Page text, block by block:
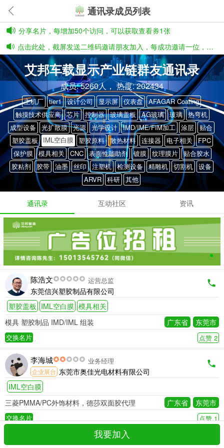
通讯录成员列表
分享名片，每增加50个访问，可以获取查看券1张
点击此处，截屏发送二维码邀请朋友加入，每成功邀请一位，有3张券奖励
艾邦车载显示产业链群友通讯录
成员: 5260人， 热度: 202434
主机厂 tier1 设计公司 显示屏 仪表盘 AFAGAR Coating
触摸技术供应商 芯片 控制器 玻璃盖板 AG玻璃 玻璃 热弯机
成型设备
光扩散膜 光源 光学设计 IMD/IME/FIM加工 涂层 贴合
塑胶盖板
IML空白膜 塑胶原料 散热材料 连接器 电子相关 FPC
保护膜 模具相关 CNC 表面性能助剂 镀膜 纹理膜片 贴合胶水
胶粘剂
胶带 油墨 丝印 注塑机 检测设备 精雕机 切割机
设备
ARVR 科研 其他
通讯录 互动社区 资讯
陈浩文 运营总监
东莞信兴塑胶制品有限公司
塑胶盖板 IML空白膜 模具相关
模具 塑胶制品 IMD/IML 组装
广东省 东莞市
交换名片 点赞 2
李海城 业务经理
企业展台 东莞市奥佳光电材料有限公司
IML空白膜
三菱PMMA/PC外饰材料，德莎双面胶代理
广东省 东莞市
交换名片 点赞 1
Sales
我要加入